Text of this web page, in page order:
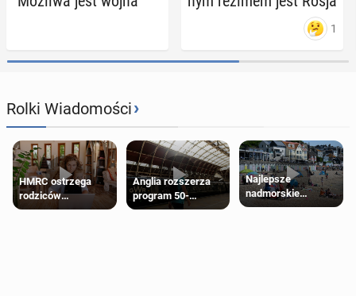
1
Rolki Wiadomości›
HMRC ostrzega
rodziców
pobierających Child
Anglia rozszerza
program 50-
procentowych
Najlepsze
nadmorskie
miasteczko blisko